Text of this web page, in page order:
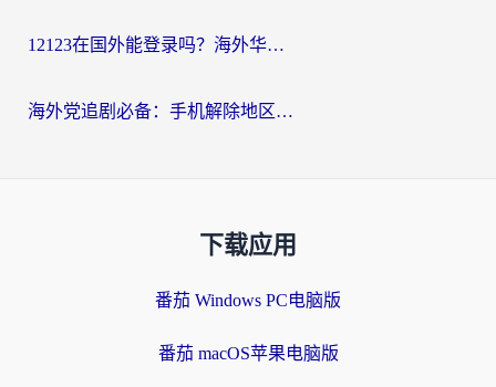
12123在国外能登录吗？海外华人必看的回国加速实用指南
海外党追剧必备：手机解除地区限制app怎么选？解决央视视频&国内剧地区限制全指南
下载应用
番茄 Windows PC电脑版
番茄 macOS苹果电脑版